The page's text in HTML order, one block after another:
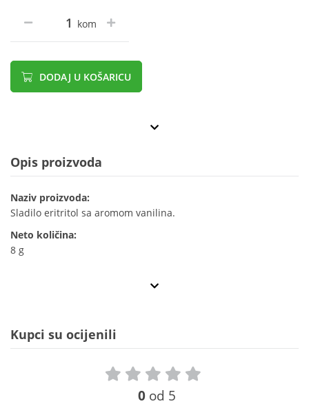
kom
DODAJ U KOŠARICU
Opis proizvoda
Naziv proizvoda:
Sladilo eritritol sa aromom vanilina.
Neto količina:
8 g
Kupci su ocijenili
0 od 5